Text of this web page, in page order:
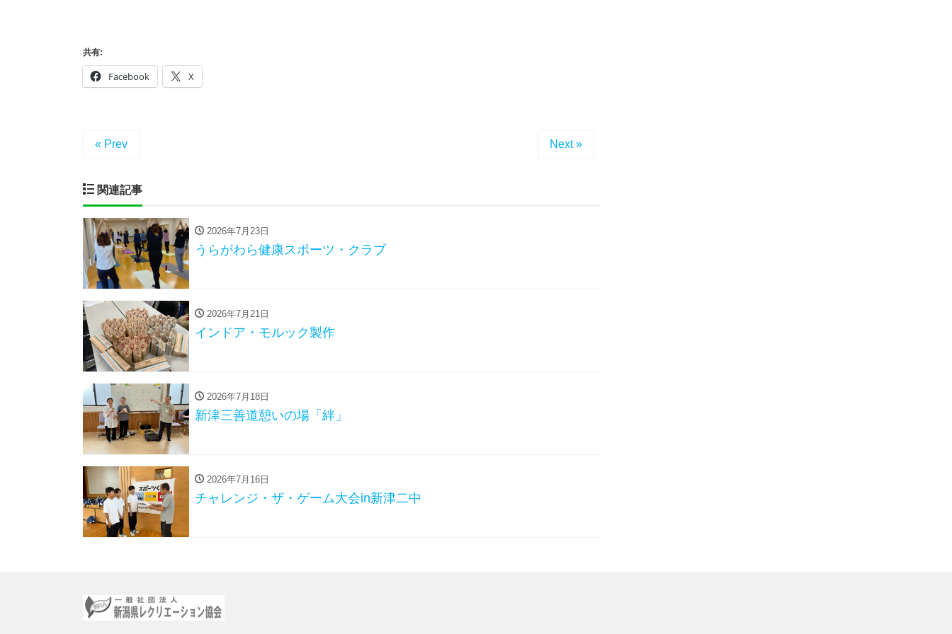
共有:
Facebook X
« Prev Next »
関連記事
2026年7月23日
うらがわら健康スポーツ・クラブ
2026年7月21日
インドア・モルック製作
2026年7月18日
新津三善道憩いの場「絆」
2026年7月16日
チャレンジ・ザ・ゲーム大会in新津二中